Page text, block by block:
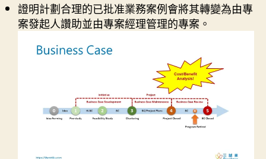
證明計劃合理的已批准業務案例會將其轉變為由專
案發起人讚助並由專案經理管理的專案。